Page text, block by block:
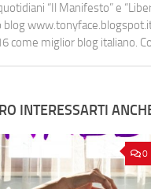
“Il Manifesto” e
blog
come miglior blog italiano.
INTERESSARTI
0